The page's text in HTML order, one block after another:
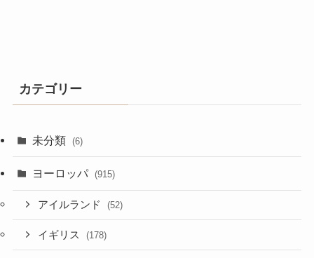
カテゴリー
未分類 (6)
ヨーロッパ (915)
アイルランド (52)
イギリス (178)